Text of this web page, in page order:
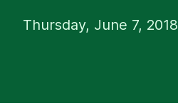
Thursday, June 7, 2018